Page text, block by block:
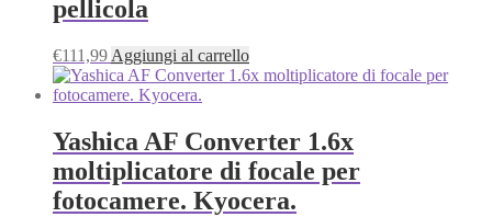
pellicola
€111,99 Aggiungi al carrello
Yashica AF Converter 1.6x
moltiplicatore di focale per
fotocamere. Kyocera.